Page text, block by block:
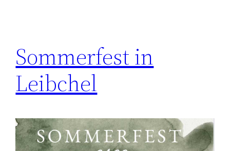
Sommerfest in
Leibchel